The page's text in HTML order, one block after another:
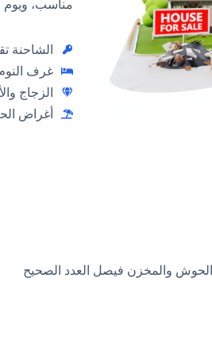
مناسب، ويوم
الشاحنة
غرف
الزجاج
أغراض
والمخزن فيصل العدد الصحيح